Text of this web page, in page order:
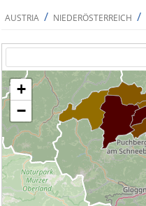
AUSTRIA / NIEDERÖSTERREICH /